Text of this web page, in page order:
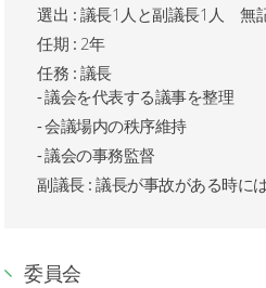
選出 : 議長1人と副議長1人 無
任期 : 2年
任務 : 議長
議会を代表する議事を整理
会議場内の秩序維持
議会の事務監督
副議長 : 議長が事故がある時に
委員会